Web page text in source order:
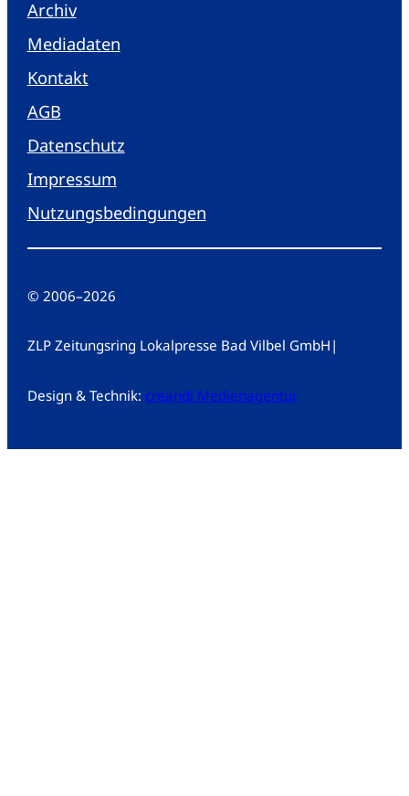
Archiv
Mediadaten
Kontakt
AGB
Datenschutz
Impressum
Nutzungsbedingungen
© 2006–2026
ZLP Zeitungsring Lokalpresse Bad Vilbel GmbH |
Design & Technik: creandi Medienagentur